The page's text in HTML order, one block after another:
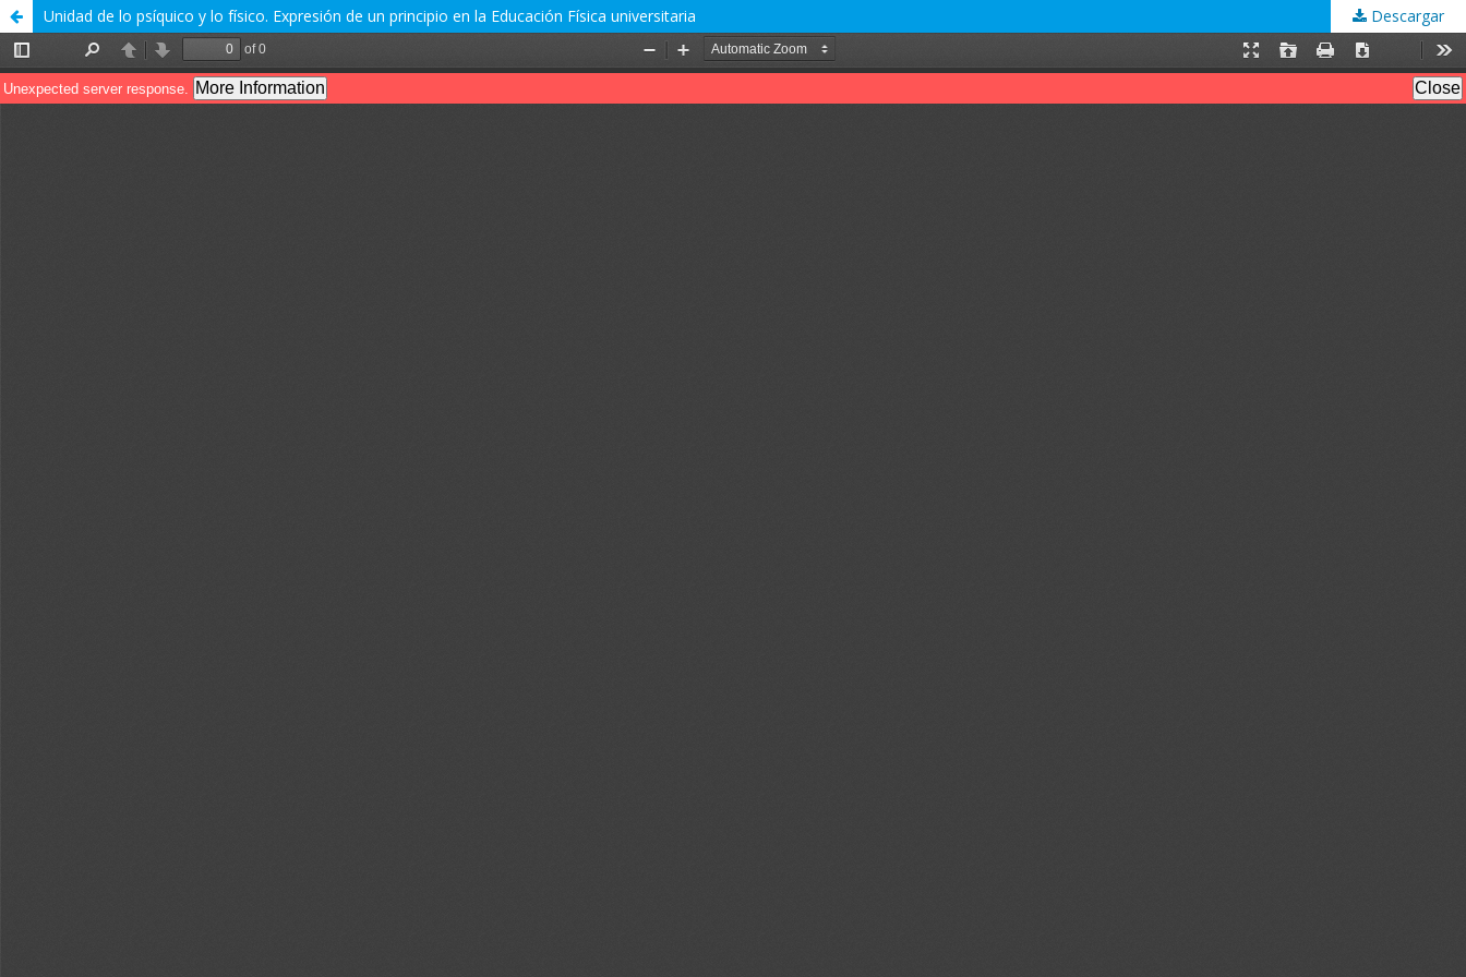
Unidad de lo psíquico y lo físico. Expresión de un principio en la Educación Física universitaria Descargar